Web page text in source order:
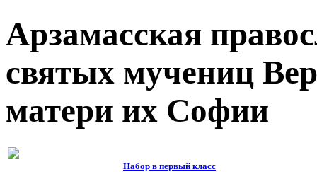
Арзамасская
святых мучениц
матери их Софии
Набор в первый класс